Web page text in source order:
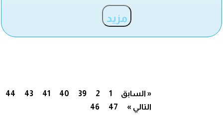
مزيد
« السابق 1
2
39
40
41
43
44
46
47 التالي »